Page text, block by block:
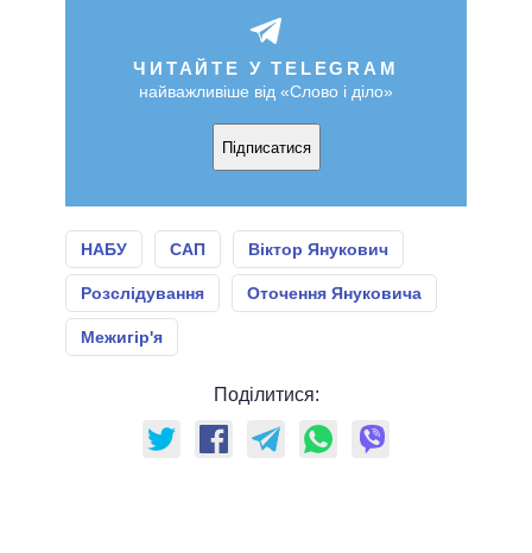
ЧИТАЙТЕ У TELEGRAM
найважливіше від «Слово і діло»
Підписатися
НАБУ САП Віктор Янукович
Розслідування Оточення Януковича
Межигір'я
Поділитися: